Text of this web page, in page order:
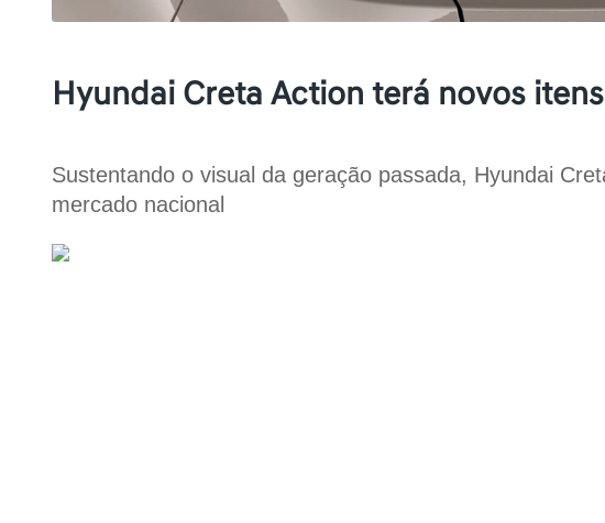
Hyundai Creta Action terá novos
Sustentando o visual da geração passada, Hyundai
mercado nacional